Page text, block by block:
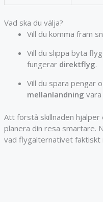
Vad ska du välja?
Vill du komma fram
Vill du slippa byta
fungerar direktflyg.
Vill du spara pengar
mellanlandning
Att förstå skillnaden hjälper
planera din resa smartare.
vad flygalternativet faktiskt